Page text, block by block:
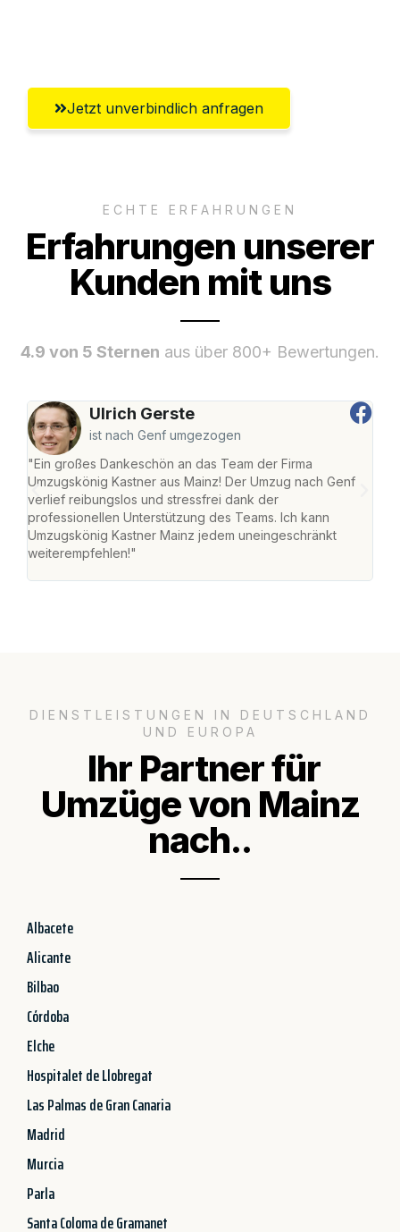
Jetzt unverbindlich anfragen
ECHTE ERFAHRUNGEN
Erfahrungen unserer
Kunden mit uns
4.9 von 5 Sternen aus über 800+ Bewertungen.
Ulrich Gerste
ist nach Genf umgezogen
"Ein großes Dankeschön an das Team der Firma
Umzugskönig Kastner aus Mainz! Der Umzug nach Genf
verlief reibungslos und stressfrei dank der
professionellen Unterstützung des Teams. Ich kann
Umzugskönig Kastner Mainz jedem uneingeschränkt
weiterempfehlen!"
DIENSTLEISTUNGEN IN DEUTSCHLAND
UND EUROPA
Ihr Partner für
Umzüge von Mainz
nach..
Albacete
Alicante
Bilbao
Córdoba
Elche
Hospitalet de Llobregat
Las Palmas de Gran Canaria
Madrid
Murcia
Parla
Santa Coloma de Gramanet